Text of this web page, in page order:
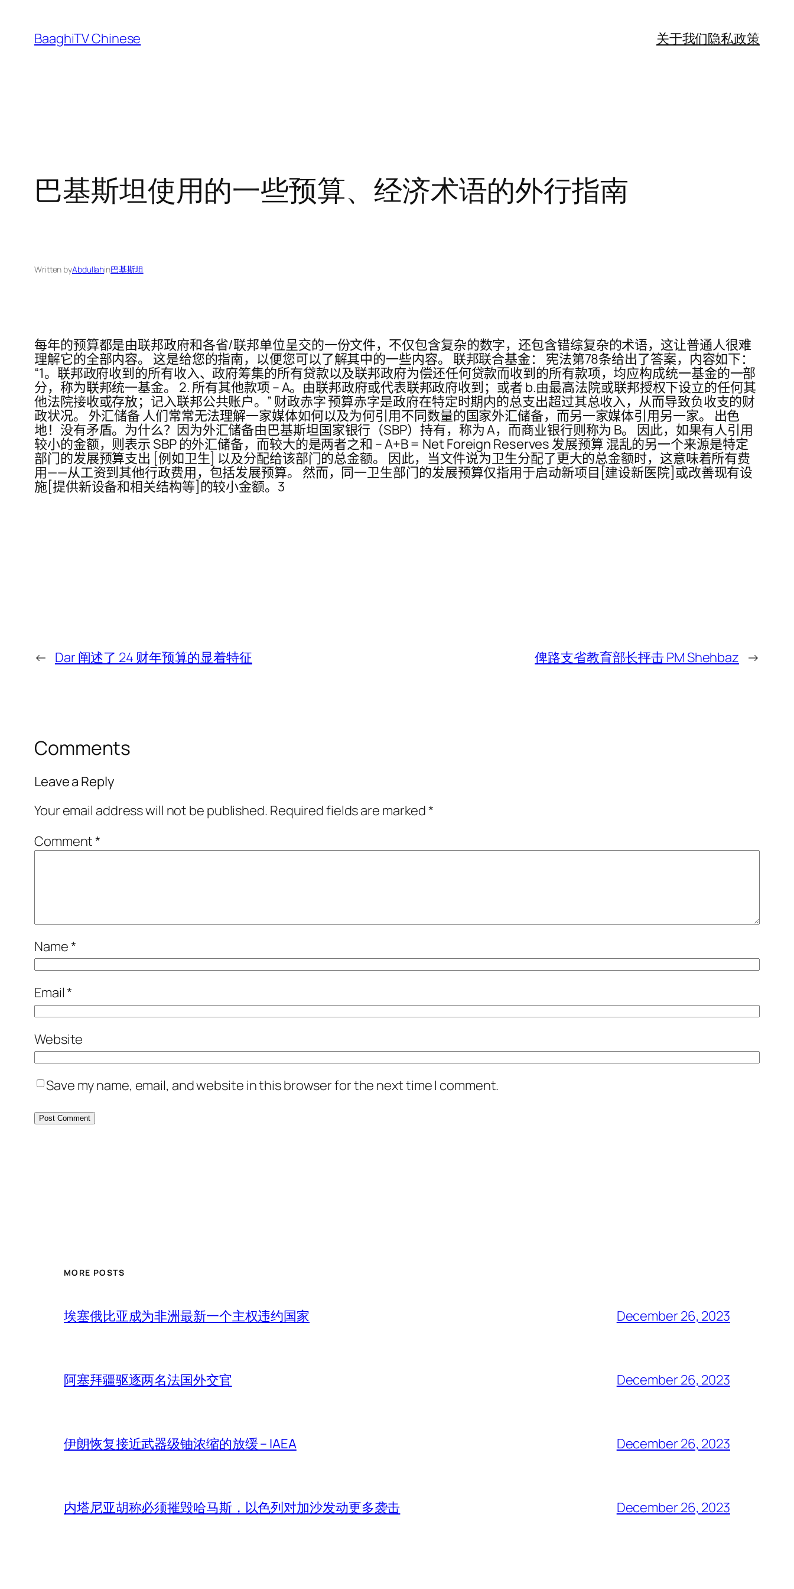
content
BaaghiTV Chinese 关于我们隐私政策
巴基斯坦使用的一些预算、经济术语的外行指南
Written byAbdullahin巴基斯坦
每年的预算都是由联邦政府和各省/联邦单位呈交的一份文件，不仅包含复杂的数字，还包含错综复杂的术语，这让普通人很难
理解它的全部内容。 这是给您的指南，以便您可以了解其中的一些内容。 联邦联合基金： 宪法第78条给出了答案，内容如下：
“1。联邦政府收到的所有收入、政府筹集的所有贷款以及联邦政府为偿还任何贷款而收到的所有款项，均应构成统一基金的一部
分，称为联邦统一基金。 2. 所有其他款项 – A。由联邦政府或代表联邦政府收到；或者 b.由最高法院或联邦授权下设立的任何其
他法院接收或存放；记入联邦公共账户。” 财政赤字 预算赤字是政府在特定时期内的总支出超过其总收入，从而导致负收支的财
政状况。 外汇储备 人们常常无法理解一家媒体如何以及为何引用不同数量的国家外汇储备，而另一家媒体引用另一家。 出色
地！没有矛盾。为什么？因为外汇储备由巴基斯坦国家银行（SBP）持有，称为 A，而商业银行则称为 B。 因此，如果有人引用
较小的金额，则表示 SBP 的外汇储备，而较大的是两者之和 – A+B = Net Foreign Reserves 发展预算 混乱的另一个来源是特定
部门的发展预算支出 [例如卫生] 以及分配给该部门的总金额。 因此，当文件说为卫生分配了更大的总金额时，这意味着所有费
用——从工资到其他行政费用，包括发展预算。 然而，同一卫生部门的发展预算仅指用于启动新项目[建设新医院]或改善现有设
施[提供新设备和相关结构等]的较小金额。3
← Dar 阐述了 24 财年预算的显着特征 俾路支省教育部长抨击 PM Shehbaz →
Comments
Leave a Reply
Your email address will not be published. Required fields are marked*
Comment*
Name*
Email*
Website
Save my name, email, and website in this browser for the next time I comment.
MORE POSTS
埃塞俄比亚成为非洲最新一个主权违约国家 December 26, 2023
阿塞拜疆驱逐两名法国外交官 December 26, 2023
伊朗恢复接近武器级铀浓缩的放缓 – IAEA December 26, 2023
内塔尼亚胡称必须摧毁哈马斯，以色列对加沙发动更多袭击 December 26, 2023